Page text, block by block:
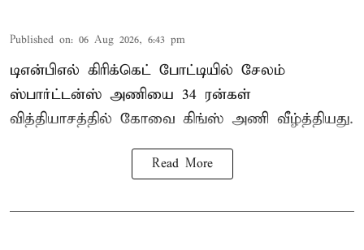
Published on: 06 Aug 2026, 6:43 pm
டிஎன்பிஎல் கிரிக்கெட் போட்டியில் சேலம்
ஸ்பார்ட்டன்ஸ் அணியை 34 ரன்கள்
வித்தியாசத்தில் கோவை கிங்ஸ் அணி வீழ்த்தியது.
Read More